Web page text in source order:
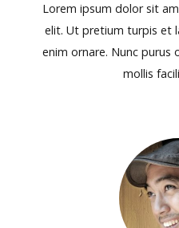
Lorem ipsum dolor sit
elit. Ut pretium turpis et
enim ornare. Nunc
mollis